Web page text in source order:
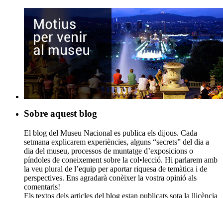
Sobre aquest blog
El blog del Museu Nacional es publica els dijous. Cada
setmana explicarem experiències, alguns “secrets” del dia a
dia del museu, processos de muntatge d’exposicions o
píndoles de coneixement sobre la col•lecció. Hi parlarem amb
la veu plural de l’equip per aportar riquesa de temàtica i de
perspectives. Ens agradarà conèixer la vostra opinió als
comentaris!
Els textos dels articles del blog estan publicats sota la llicència